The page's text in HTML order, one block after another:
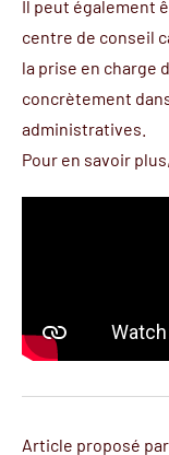
Il peut également
centre de conseil
la prise en charge
concrètement
administratives.
Pour en savoir
Article proposé par